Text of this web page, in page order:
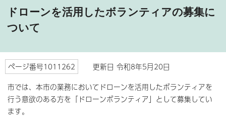
ドローンを活用したボランティアの募集に
ついて
ページ番号1011262
更新日 令和8年5月20日
市では、本市の業務においてドローンを活用したボランティアを
行う意欲のある方を「ドローンボランティア」として募集してい
ます。